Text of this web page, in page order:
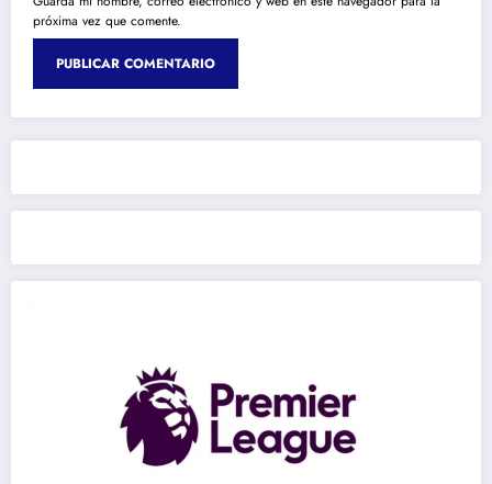
próxima vez que comente.